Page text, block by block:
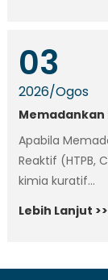
03
2026/Ogos
Memadankan
Apabila
Reaktif (HTPB,
kimia kuratif...
Lebih Lanjut >>